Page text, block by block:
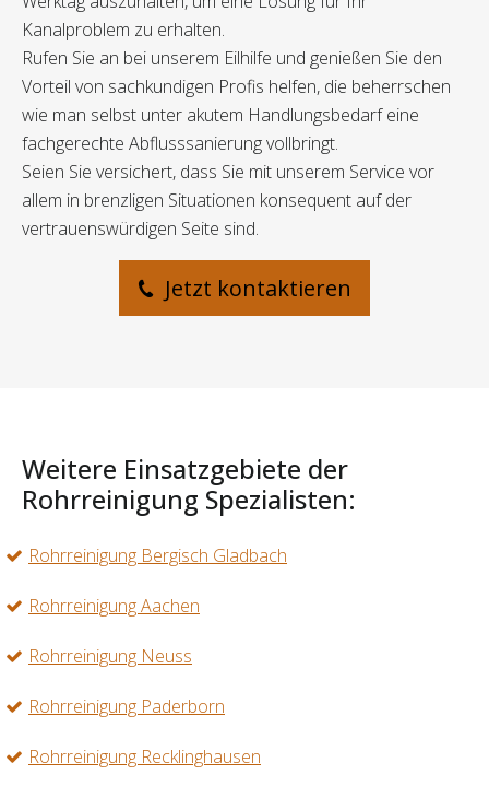
Kanalproblem zu erhalten.
Rufen Sie an bei unserem Eilhilfe und genießen Sie den
Vorteil von sachkundigen Profis helfen, die beherrschen
wie man selbst unter akutem Handlungsbedarf eine
fachgerechte Abflusssanierung vollbringt.
Seien Sie versichert, dass Sie mit unserem Service vor
allem in brenzligen Situationen konsequent auf der
vertrauenswürdigen Seite sind.
Jetzt kontaktieren
Weitere Einsatzgebiete der
Rohrreinigung Spezialisten:
Rohrreinigung Bergisch Gladbach
Rohrreinigung Aachen
Rohrreinigung Neuss
Rohrreinigung Paderborn
Rohrreinigung Recklinghausen